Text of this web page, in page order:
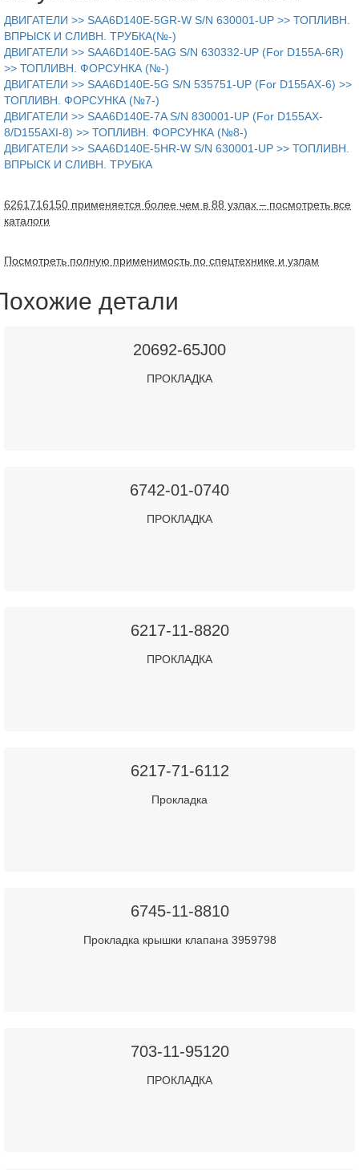
ДВИГАТЕЛИ >> SAA6D140E-5GR-W S/N 630001-UP >> ТОПЛИВН.
ВПРЫСК И СЛИВН. ТРУБКА(№-)
ДВИГАТЕЛИ >> SAA6D140E-5AG S/N 630332-UP (For D155A-6R)
>> ТОПЛИВН. ФОРСУНКА (№-)
ДВИГАТЕЛИ >> SAA6D140E-5G S/N 535751-UP (For D155AX-6) >>
ТОПЛИВН. ФОРСУНКА (№7-)
ДВИГАТЕЛИ >> SAA6D140E-7A S/N 830001-UP (For D155AX-
8/D155AXI-8) >> ТОПЛИВН. ФОРСУНКА (№8-)
ДВИГАТЕЛИ >> SAA6D140E-5HR-W S/N 630001-UP >> ТОПЛИВН.
ВПРЫСК И СЛИВН. ТРУБКА
6261716150 применяется более чем в 88 узлах – посмотреть все
каталоги
Посмотреть полную применимость по спецтехнике и узлам
детали
20692-65J00
ПРОКЛАДКА
6742-01-0740
ПРОКЛАДКА
6217-11-8820
ПРОКЛАДКА
6217-71-6112
Прокладка
6745-11-8810
Прокладка крышки клапана 3959798
703-11-95120
ПРОКЛАДКА